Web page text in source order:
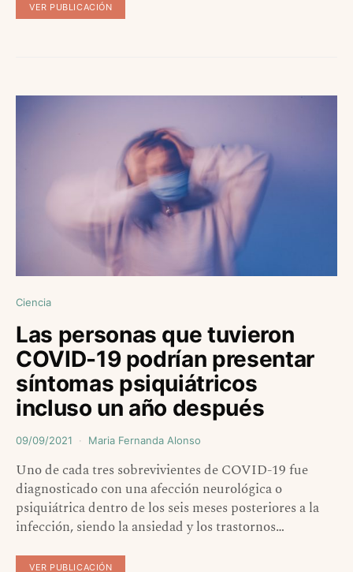
VER PUBLICACIÓN
Ciencia
Las personas que tuvieron
COVID-19 podrían presentar
síntomas psiquiátricos
incluso un año después
09/09/2021 Maria Fernanda Alonso
Uno de cada tres sobrevivientes de COVID-19 fue
diagnosticado con una afección neurológica o
psiquiátrica dentro de los seis meses posteriores a la
infección, siendo la ansiedad y los trastornos…
VER PUBLICACIÓN